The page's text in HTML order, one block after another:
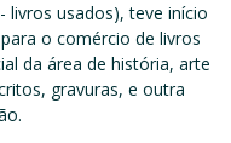
livros usados), teve início
o comércio de livros
da área de história, arte
gravuras, e outra